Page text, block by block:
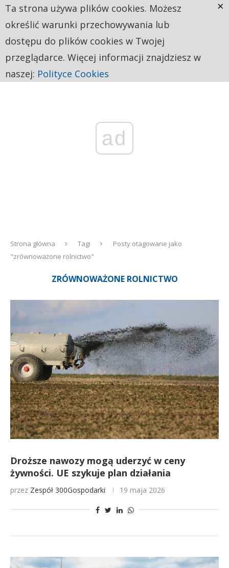
ad
Strona główna Tagi
Posty otagowane jako
"zrównoważone rolnictwo"
ZRÓWNOWAŻONE ROLNICTWO
Droższe nawozy mogą uderzyć w ceny
żywności. UE szykuje plan działania
przez Zespół 300Gospodarki 19 maja 2026
Ta strona używa plików cookies. Możesz
określić warunki przechowywania lub
dostępu do plików cookies w Twojej
przeglądarce. Więcej informacji znajdziesz w
naszej: Polityce Cookies
×